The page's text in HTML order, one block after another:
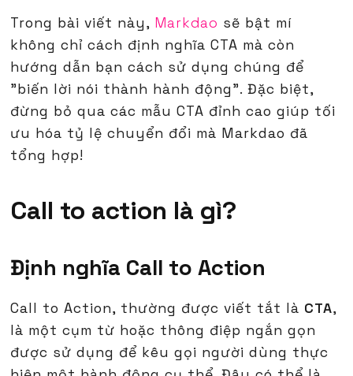
Trong bài viết này, Markdao sẽ bật mí
không chỉ cách định nghĩa CTA mà còn
hướng dẫn bạn cách sử dụng chúng để
"biến lời nói thành hành động". Đặc biệt,
đừng bỏ qua các mẫu CTA đỉnh cao giúp tối
ưu hóa tỷ lệ chuyển đổi mà Markdao đã
tổng hợp!
Call to action là gì?
Định nghĩa Call to Action
Call to Action, thường được viết tắt là CTA,
là một cụm từ hoặc thông điệp ngắn gọn
được sử dụng để kêu gọi người dùng thực